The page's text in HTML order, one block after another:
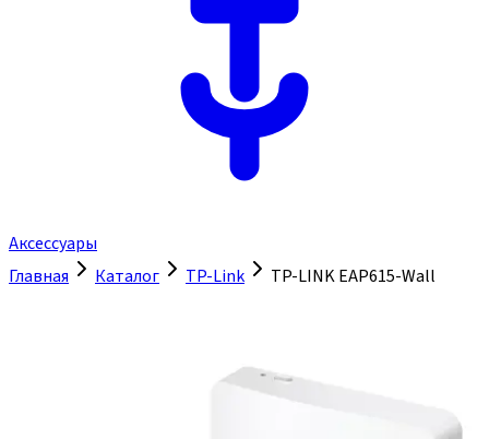
Аксессуары
Главная
Каталог TP-Link TP-LINK EAP615-Wall